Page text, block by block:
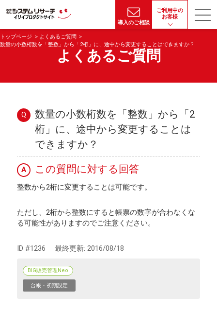
導入のご相談
ご利用中の
お客様
トップページ
よくあるご質問
数量の小数桁数を「整数」から「2桁」に、途中から変更することはできますか？
よくあるご質問
Q
数量の小数桁数を「整数」から「2
桁」に、途中から変更することは
できますか？
A この質問に対する回答
整数から2桁に変更することは可能です。
ただし、2桁から整数にすると帳票の数字が合わなくな
る可能性がありますのでご注意ください。
ID #1236 最終更新: 2016/08/18
BIG販売管理Neo
台帳・初期設定